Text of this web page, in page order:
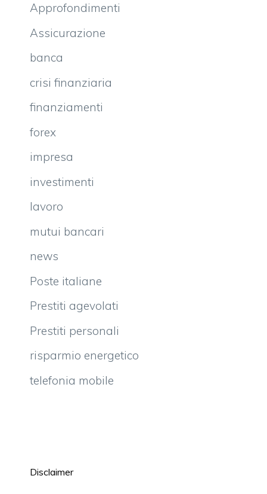
Approfondimenti
Assicurazione
banca
crisi finanziaria
finanziamenti
forex
impresa
investimenti
lavoro
mutui bancari
news
Poste italiane
Prestiti agevolati
Prestiti personali
risparmio energetico
telefonia mobile
Disclaimer